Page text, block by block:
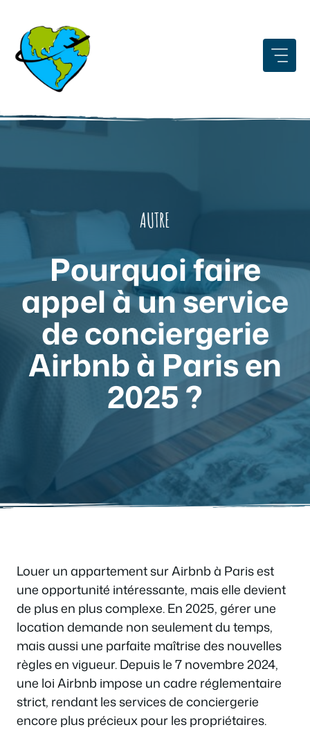
contenu
AUTRE
Pourquoi faire
appel à un service
de conciergerie
Airbnb à Paris en
2025 ?
Louer un appartement sur Airbnb à Paris est
une opportunité intéressante, mais elle devient
de plus en plus complexe. En 2025, gérer une
location demande non seulement du temps,
mais aussi une parfaite maîtrise des nouvelles
règles en vigueur. Depuis le 7 novembre 2024,
une loi Airbnb impose un cadre réglementaire
strict, rendant les services de conciergerie
encore plus précieux pour les propriétaires.